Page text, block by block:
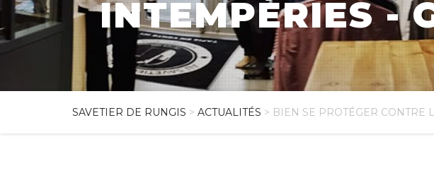
INTEMPÉRIES -
SAVETIER DE RUNGIS > ACTUALITÉS > BIEN SE PROTÉGER CONTRE